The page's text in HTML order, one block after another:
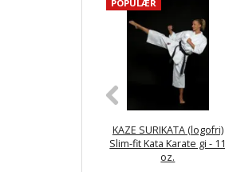
POPULÆR
KAZE SURIKATA (logofri)
Slim-fit Kata Karate gi - 11
oz.